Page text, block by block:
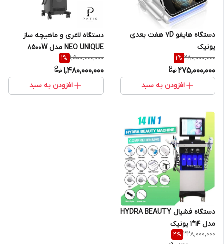
دستگاه هایفو 7D هفت بعدی
یونیک
280,000,000
1%
275,000,000
افزودن به سبد
دستگاه لاغری و ماهیچه ساز
NEO UNIQUE مدل 8500W
1,500,000,000
1%
1,480,000,000
افزودن به سبد
دستگاه فشیال HYDRA BEAUTY
مدل 14*1 یونیک
328,000,000
2%